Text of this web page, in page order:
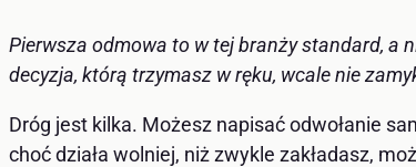
Pierwsza odmowa to w tej branży standard, a
decyzja, którą trzymasz w ręku, wcale nie
Dróg jest kilka. Możesz napisać odwołanie
choć działa wolniej, niż zwykle zakładasz,